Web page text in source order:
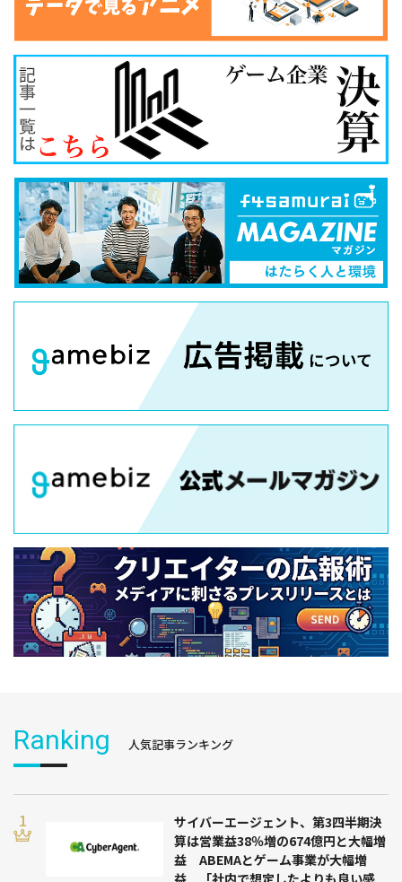
Ranking 人気記事ランキング
サイバーエージェント、第3四半期決
算は営業益38％増の674億円と大幅増
益 ABEMAとゲーム事業が大幅増